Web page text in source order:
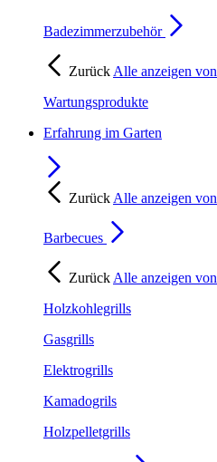
Badezimmerzubehör
Zurück Alle anzeigen von
Wartungsprodukte
Erfahrung im Garten
Zurück Alle anzeigen von
Barbecues
Zurück Alle anzeigen von
Holzkohlegrills
Gasgrills
Elektrogrills
Kamadogrils
Holzpelletgrills